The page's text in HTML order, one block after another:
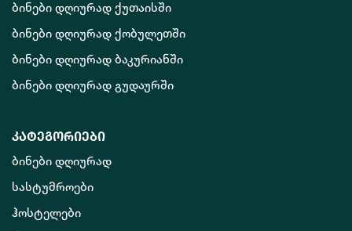
ბინები დღიურად ქუთაისში
ბინები დღიურად ქობულეთში
ბინები დღიურად ბაკურიანში
ბინები დღიურად გუდაურში
კატეგორიები
ბინები დღიურად
სასტუმროები
ჰოსტელები